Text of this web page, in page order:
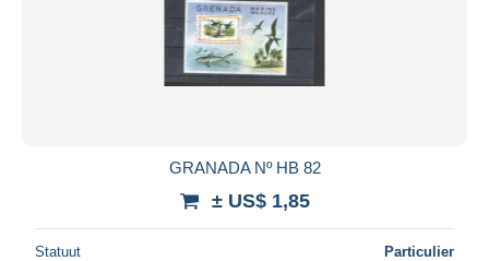
GRANADA Nº HB 82
± US$ 1,85
Statuut Particulier